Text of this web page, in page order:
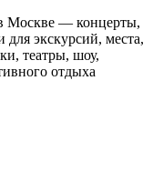
Москве — концерты,
для экскурсий, места,
театры, шоу,
отдыха